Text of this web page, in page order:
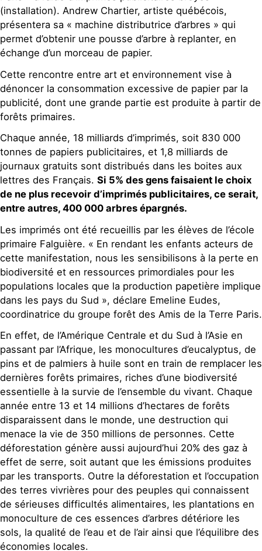
(installation). Andrew Chartier, artiste québécois,
présentera sa « machine distributrice d’arbres » qui
permet d’obtenir une pousse d’arbre à replanter, en
échange d’un morceau de papier.
Cette rencontre entre art et environnement vise à
dénoncer la consommation excessive de papier par la
publicité, dont une grande partie est produite à partir de
forêts primaires.
Chaque année, 18 milliards d’imprimés, soit 830 000
tonnes de papiers publicitaires, et 1,8 milliards de
journaux gratuits sont distribués dans les boites aux
lettres des Français. Si 5% des gens faisaient le choix
de ne plus recevoir d’imprimés publicitaires, ce serait,
entre autres, 400 000 arbres épargnés.
Les imprimés ont été recueillis par les élèves de l’école
primaire Falguière. « En rendant les enfants acteurs de
cette manifestation, nous les sensibilisons à la perte en
biodiversité et en ressources primordiales pour les
populations locales que la production papetière implique
dans les pays du Sud », déclare Emeline Eudes,
coordinatrice du groupe forêt des Amis de la Terre Paris.
En effet, de l’Amérique Centrale et du Sud à l’Asie en
passant par l’Afrique, les monocultures d’eucalyptus, de
pins et de palmiers à huile sont en train de remplacer les
dernières forêts primaires, riches d’une biodiversité
essentielle à la survie de l’ensemble du vivant. Chaque
année entre 13 et 14 millions d’hectares de forêts
disparaissent dans le monde, une destruction qui
menace la vie de 350 millions de personnes. Cette
déforestation génère aussi aujourd’hui 20% des gaz à
effet de serre, soit autant que les émissions produites
par les transports. Outre la déforestation et l’occupation
des terres vivrières pour des peuples qui connaissent
de sérieuses difficultés alimentaires, les plantations en
monoculture de ces essences d’arbres détériore les
sols, la qualité de l’eau et de l’air ainsi que l’équilibre des
économies locales.